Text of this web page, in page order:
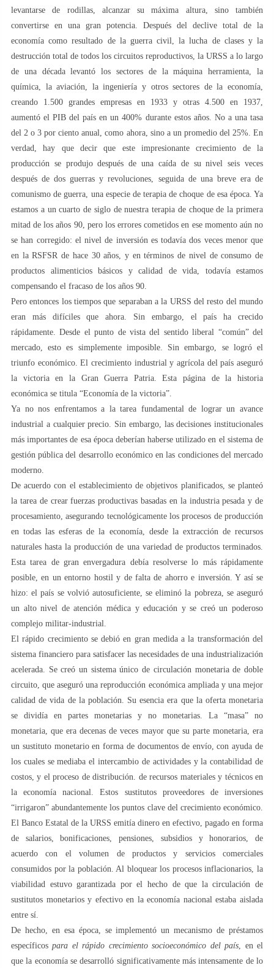
levantarse de rodillas, alcanzar su máxima altura, sino también
convertirse en una gran potencia. Después del declive total de la
economía como resultado de la guerra civil, la lucha de clases y la
destrucción total de todos los circuitos reproductivos, la URSS a lo largo
de una década levantó los sectores de la máquina herramienta, la
química, la aviación, la ingeniería y otros sectores de la economía,
creando 1.500 grandes empresas en 1933 y otras 4.500 en 1937,
aumentó el PIB del país en un 400% durante estos años. No a una tasa
del 2 o 3 por ciento anual, como ahora, sino a un promedio del 25%. En
verdad, hay que decir que este impresionante crecimiento de la
producción se produjo después de una caída de su nivel seis veces
después de dos guerras y revoluciones, seguida de una breve era de
comunismo de guerra, una especie de terapia de choque de esa época. Ya
estamos a un cuarto de siglo de nuestra terapia de choque de la primera
mitad de los años 90, pero los errores cometidos en ese momento aún no
se han corregido: el nivel de inversión es todavía dos veces menor que
en la RSFSR de hace 30 años, y en términos de nivel de consumo de
productos alimenticios básicos y calidad de vida, todavía estamos
compensando el fracaso de los años 90.
Pero entonces los tiempos que separaban a la URSS del resto del mundo
eran más difíciles que ahora. Sin embargo, el país ha crecido
rápidamente. Desde el punto de vista del sentido liberal “común” del
mercado, esto es simplemente imposible. Sin embargo, se logró el
triunfo económico. El crecimiento industrial y agrícola del país aseguró
la victoria en la Gran Guerra Patria. Esta página de la historia
económica se titula “Economía de la victoria”.
Ya no nos enfrentamos a la tarea fundamental de lograr un avance
industrial a cualquier precio. Sin embargo, las decisiones institucionales
más importantes de esa época deberían haberse utilizado en el sistema de
gestión pública del desarrollo económico en las condiciones del mercado
moderno.
De acuerdo con el establecimiento de objetivos planificados, se planteó
la tarea de crear fuerzas productivas basadas en la industria pesada y de
procesamiento, asegurando tecnológicamente los procesos de producción
en todas las esferas de la economía, desde la extracción de recursos
naturales hasta la producción de una variedad de productos terminados.
Esta tarea de gran envergadura debía resolverse lo más rápidamente
posible, en un entorno hostil y de falta de ahorro e inversión. Y así se
hizo: el país se volvió autosuficiente, se eliminó la pobreza, se aseguró
un alto nivel de atención médica y educación y se creó un poderoso
complejo militar-industrial.
El rápido crecimiento se debió en gran medida a la transformación del
sistema financiero para satisfacer las necesidades de una industrialización
acelerada. Se creó un sistema único de circulación monetaria de doble
circuito, que aseguró una reproducción económica ampliada y una mejor
calidad de vida de la población. Su esencia era que la oferta monetaria
se dividía en partes monetarias y no monetarias. La “masa” no
monetaria, que era decenas de veces mayor que su parte monetaria, era
un sustituto monetario en forma de documentos de envío, con ayuda de
los cuales se mediaba el intercambio de actividades y la contabilidad de
costos, y el proceso de distribución. de recursos materiales y técnicos en
la economía nacional. Estos sustitutos proveedores de inversiones
“irrigaron” abundantemente los puntos clave del crecimiento económico.
El Banco Estatal de la URSS emitía dinero en efectivo, pagado en forma
de salarios, bonificaciones, pensiones, subsidios y honorarios, de
acuerdo con el volumen de productos y servicios comerciales
consumidos por la población. Al bloquear los procesos inflacionarios, la
viabilidad estuvo garantizada por el hecho de que la circulación de
sustitutos monetarios y efectivo en la economía nacional estaba aislada
entre sí.
De hecho, en esa época, se implementó un mecanismo de préstamos
específicospara el rápido crecimiento socioeconómico del país , en el
que la economía se desarrolló significativamente más intensamente de lo